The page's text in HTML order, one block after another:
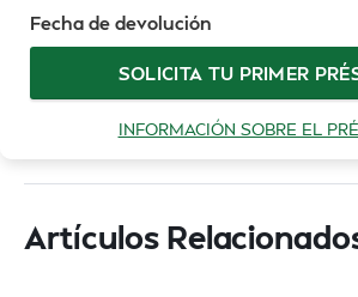
Fecha de devolución
SOLICITA TU PRIMER
INFORMACIÓN SOBRE EL
Artículos